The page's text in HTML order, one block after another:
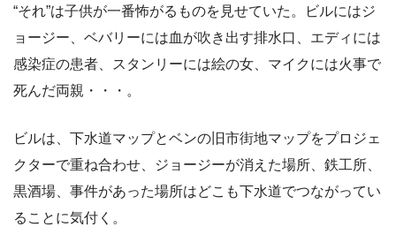
“それ”は子供が一番怖がるものを見せていた。ビルにはジ
ョージー、ベバリーには血が吹き出す排水口、エディには
感染症の患者、スタンリーには絵の女、マイクには火事で
死んだ両親・・・。
ビルは、下水道マップとベンの旧市街地マップをプロジェ
クターで重ね合わせ、ジョージーが消えた場所、鉄工所、
黒酒場、事件があった場所はどこも下水道でつながってい
ることに気付く。